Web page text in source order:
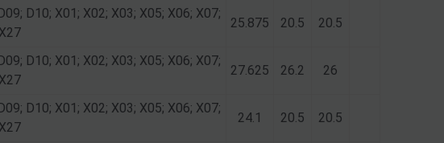
D10; X01; X02; X03; X05; X06; X07;
25.875 20.5 20.5
D10; X01; X02; X03; X05; X06; X07;
27.625 26.2 26
D10; X01; X02; X03; X05; X06; X07;
24.1 20.5 20.5